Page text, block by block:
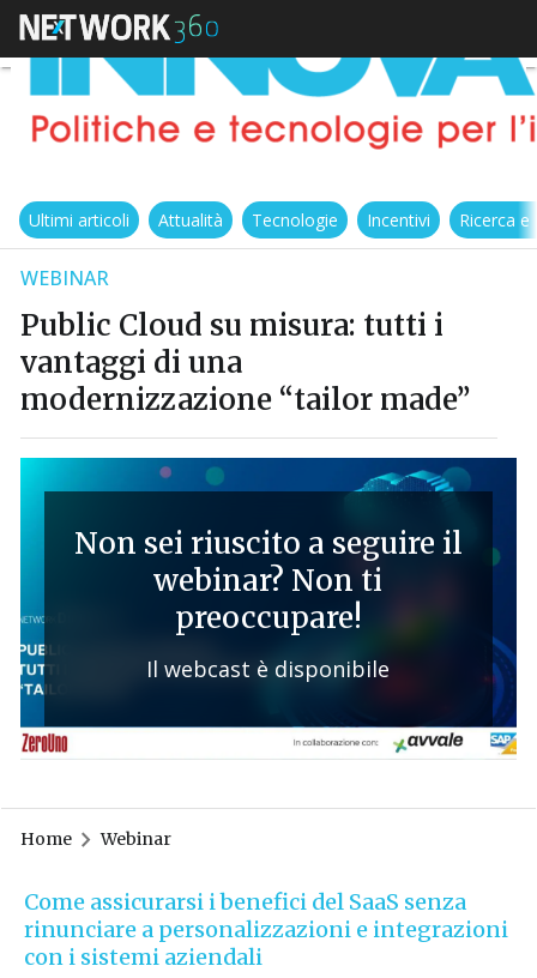
Ultimi articoli Attualità Tecnologie Incentivi Ricerca
WEBINAR
Public Cloud su misura: tutti i
vantaggi di una
modernizzazione “tailor made”
Non sei riuscito a seguire il
webinar? Non ti
preoccupare!
Il webcast è disponibile
Home Webinar
Come assicurarsi i benefici del SaaS senza
rinunciare a personalizzazioni e integrazioni
con i sistemi aziendali